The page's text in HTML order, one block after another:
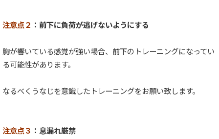
注意点２ ：前下に負荷が逃げないようにする
胸が響いている感覚が強い場合、前下のトレーニングになってい
る可能性があります。
なるべくうなじを意識したトレーニングをお願い致します。
注意点３ ：息漏れ厳禁